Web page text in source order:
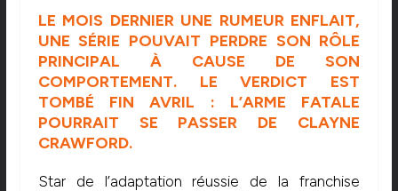
LE MOIS DERNIER UNE RUMEUR ENFLAIT,
UNE SÉRIE POUVAIT PERDRE SON RÔLE
PRINCIPAL À CAUSE DE SON
COMPORTEMENT. LE VERDICT EST
TOMBÉ FIN AVRIL : L’ARME FATALE
POURRAIT SE PASSER DE CLAYNE
CRAWFORD.
Star de l’adaptation réussie de la franchise